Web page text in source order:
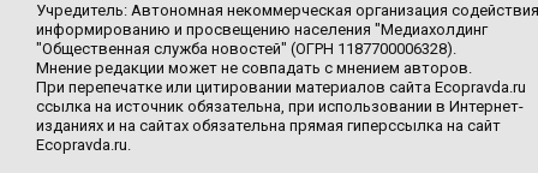
Учредитель: Автономная некоммерческая организация содействия
информированию и просвещению населения "Медиахолдинг
"Общественная служба новостей" (ОГРН 1187700006328).
Мнение редакции может не совпадать с мнением авторов.
При перепечатке или цитировании материалов сайта Ecopravda.ru
ссылка на источник обязательна, при использовании в Интернет-
изданиях и на сайтах обязательна прямая гиперссылка на сайт
Ecopravda.ru.